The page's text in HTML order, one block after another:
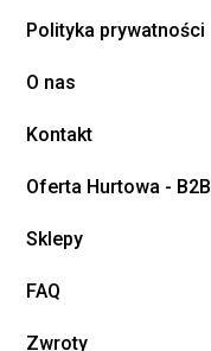
Polityka prywatności
O nas
Kontakt
Oferta Hurtowa - B2B
Sklepy
FAQ
Zwroty